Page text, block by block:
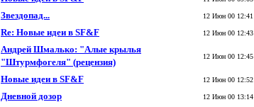
Звездопад... 12 Июн 00 12:41
Re: Новые идеи в SF&F 12 Июн 00 12:43
Андрей Шмалько: "Алые крылья
"Штурмфогеля" (рецензия)
12 Июн 00 12:45
Hовые идеи в SF&F 12 Июн 00 12:52
Дневной дозоp 12 Июн 00 13:14